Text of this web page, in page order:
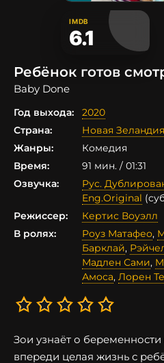
IMDB
6.1
Ребёнок готов
Baby Done
Год выхода:
2020
Страна:
Новая Зеландия
Жанры:
Комедия
Время:
91 мин. / 01:31
Озвучка:
Рус.
Eng.Original
Режиссер:
Кертис Воуэлл
В ролях:
Роуз Матафео,
Барклай,
Мадлен Сами,
Амоса, Лорен
Зои узнаёт о
впереди целая жизнь с